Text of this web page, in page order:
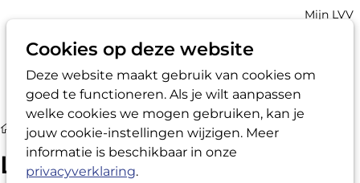
Cookies op deze website
Deze website maakt gebruik van cookies om
goed te functioneren. Als je wilt aanpassen
welke cookies we mogen gebruiken, kan je
jouw cookie-instellingen wijzigen. Meer
informatie is beschikbaar in onze
privacyverklaring.
Zoek
Account
Mijn LVV
Login
Login